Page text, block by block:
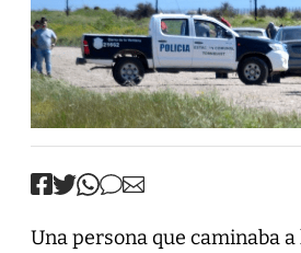
Una persona que caminaba